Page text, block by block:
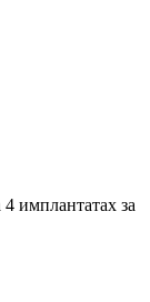
имплантатах за